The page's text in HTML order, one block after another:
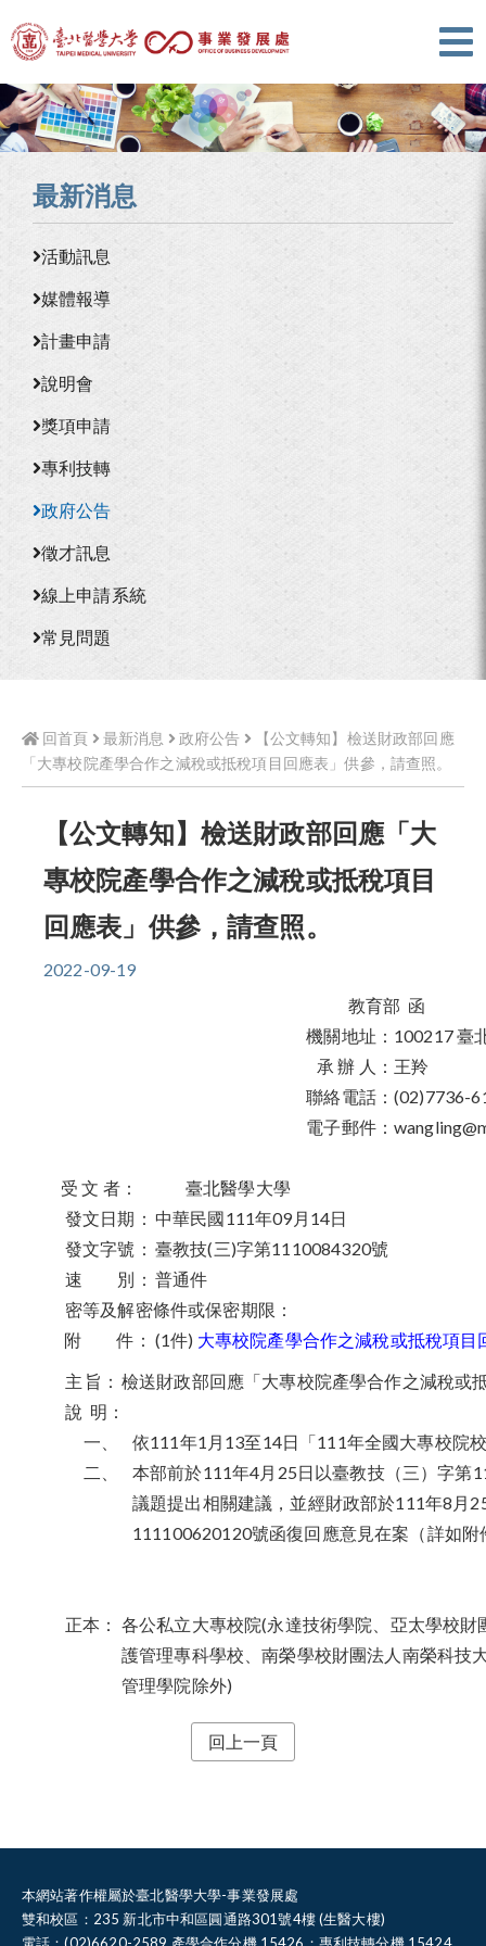
最新消息
活動訊息
媒體報導
計畫申請
說明會
獎項申請
專利技轉
政府公告
徵才訊息
線上申請系統
常見問題
回首頁 最新消息 政府公告
【公文轉知】檢送財政部回應
「大專校院產學合作之減稅或抵稅項目回應表」供參，請查照。
【公文轉知】檢送財政部回應「大
專校院產學合作之減稅或抵稅項目
回應表」供參，請查照。
2022-09-19
教育部 函
機關地址： 100217 臺
承 辦 人： 王羚
聯絡電話： (02)7736-
電子郵件：
受 文 者：
臺北醫學大學
發文日期： 中華民國111年09月14日
發文字號： 臺教技(三)字第1110084320號
速 別： 普通件
密等及解密條件或保密期限：
附 件： (1件) 大專校院產學合作之減稅或抵稅項目
主 旨： 檢送財政部回應「大專校院產學合作之減稅或
說 明：
一、
依111年1月13至14日「111年全國大專校院
二、
本部前於111年4月25日以臺教技（三）字第
議題提出相關建議，並經財政部於111年8月
111100620120號函復回應意見在案（詳如
正本： 各公私立大專校院(永達技術學院、亞太學校
護管理專科學校、南榮學校財團法人南榮科技
管理學院除外)
回上一頁
本網站著作權屬於臺北醫學大學-事業發展處
雙和校區：235 新北市中和區圓通路301號4樓 (生醫大樓)